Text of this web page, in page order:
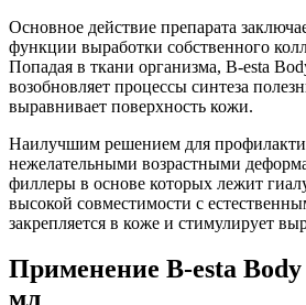
Основное действие препарата
функции выработки собственного
Попадая в ткани организма, B-esta
возобновляет процессы синтеза
выравнивает поверхность кожи.
Наилучшим решением для
нежелательными возрастными
филлеры в основе которых лежит
высокой совместимости с
закрепляется в коже и стимулирует
Применение B-esta
мл